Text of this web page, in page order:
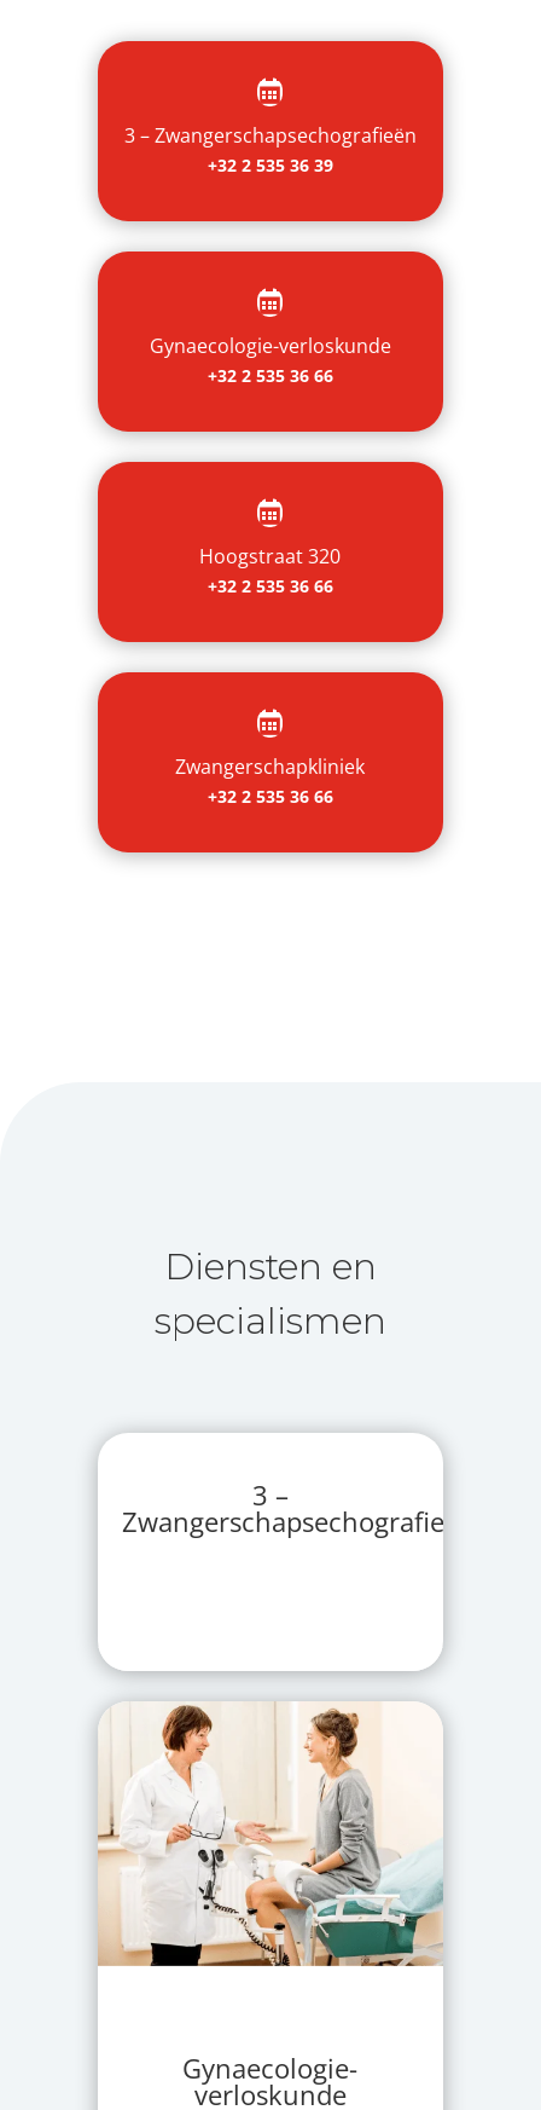

3 – Zwangerschapsechografieën
+32 2 535 36 39

Gynaecologie-verloskunde
+32 2 535 36 66

Hoogstraat 320
+32 2 535 36 66

Zwangerschapkliniek
+32 2 535 36 66
Diensten en
specialismen
3 –
Zwangerschapsechografieën
Gynaecologie-
verloskunde